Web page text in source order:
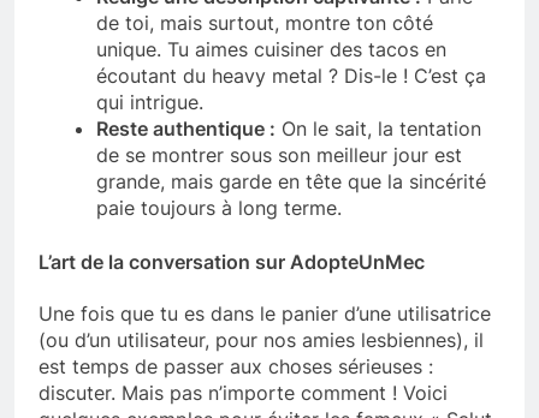
de toi, mais surtout, montre ton côté
unique. Tu aimes cuisiner des tacos en
écoutant du heavy metal ? Dis-le ! C’est ça
qui intrigue.
Reste authentique : On le sait, la tentation
de se montrer sous son meilleur jour est
grande, mais garde en tête que la sincérité
paie toujours à long terme.
L’art de la conversation sur AdopteUnMec
Une fois que tu es dans le panier d’une utilisatrice
(ou d’un utilisateur, pour nos amies lesbiennes), il
est temps de passer aux choses sérieuses :
discuter. Mais pas n’importe comment ! Voici